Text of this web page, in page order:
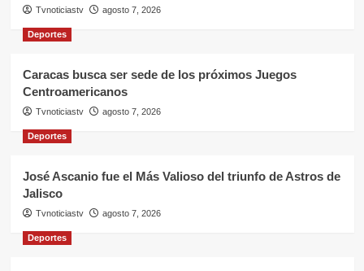
Tvnoticiastv agosto 7, 2026
Deportes
Caracas busca ser sede de los próximos Juegos
Centroamericanos
Tvnoticiastv agosto 7, 2026
Deportes
José Ascanio fue el Más Valioso del triunfo de Astros de
Jalisco
Tvnoticiastv agosto 7, 2026
Deportes